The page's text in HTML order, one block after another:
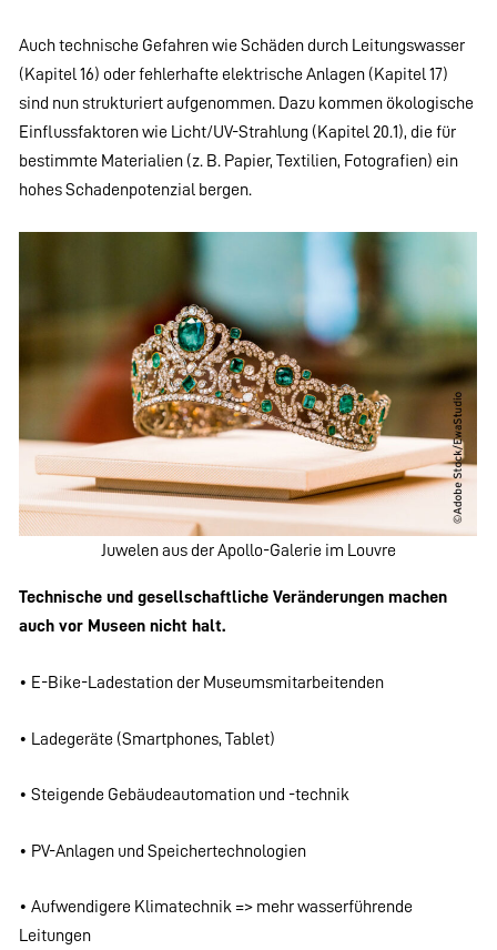
Auch technische Gefahren wie Schäden durch Leitungswasser
(Kapitel 16) oder fehlerhafte elektrische Anlagen (Kapitel 17)
sind nun strukturiert aufgenommen. Dazu kommen ökologische
Einflussfaktoren wie Licht/UV-Strahlung (Kapitel 20.1), die für
bestimmte Materialien (z. B. Papier, Textilien, Fotografien) ein
hohes Schadenpotenzial bergen.
Juwelen aus der Apollo-Galerie im Louvre
Technische und gesellschaftliche Veränderungen machen
auch vor Museen nicht halt.
• E-Bike-Ladestation der Museumsmitarbeitenden
• Ladegeräte (Smartphones, Tablet)
• Steigende Gebäudeautomation und -technik
• PV-Anlagen und Speichertechnologien
• Aufwendigere Klimatechnik => mehr wasserführende
Leitungen